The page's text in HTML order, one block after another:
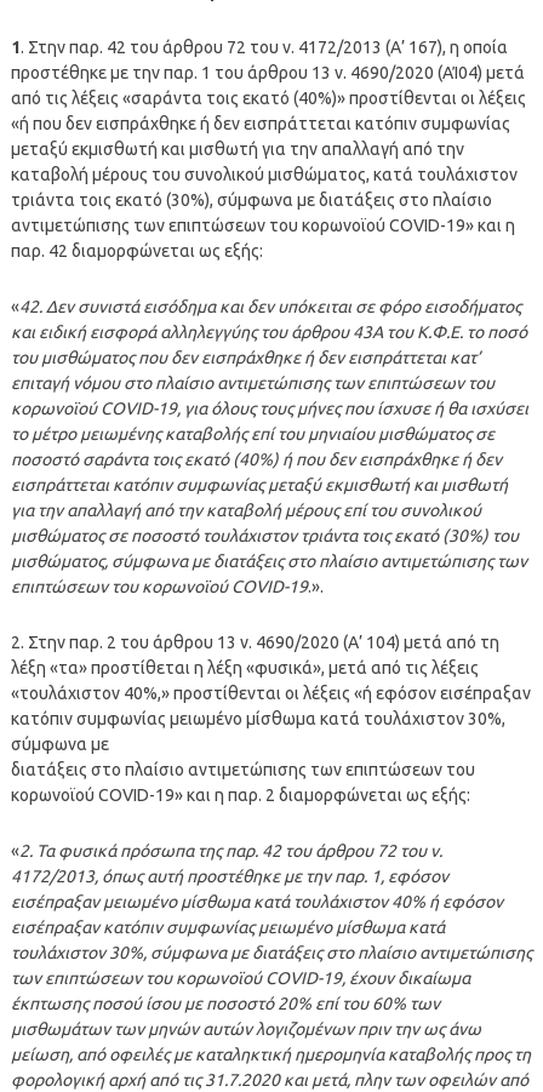
1. Στην παρ. 42 του άρθρου 72 του ν. 4172/2013 (Α’ 167), η οποία
προστέθηκε με την παρ. 1 του άρθρου 13 ν. 4690/2020 (ΑΊ04) μετά
από τις λέξεις «σαράντα τοις εκατό (40%)» προστίθενται οι λέξεις
«ή που δεν εισπράχθηκε ή δεν εισπράττεται κατόπιν συμφωνίας
μεταξύ εκμισθωτή και μισθωτή για την απαλλαγή από την
καταβολή μέρους του συνολικού μισθώματος, κατά τουλάχιστον
τριάντα τοις εκατό (30%), σύμφωνα με διατάξεις στο πλαίσιο
αντιμετώπισης των επιπτώσεων του κορωνοϊού COVID-19» και η
παρ. 42 διαμορφώνεται ως εξής:
«42. Δεν συνιστά εισόδημα και δεν υπόκειται σε φόρο εισοδήματος
και ειδική εισφορά αλληλεγγύης του άρθρου 43Α του Κ.Φ.Ε. το ποσό
του μισθώματος που δεν εισπράχθηκε ή δεν εισπράττεται κατ’
επιταγή νόμου στο πλαίσιο αντιμετώπισης των επιπτώσεων του
κορωνοϊού COVID-19, για όλους τους μήνες που ίσχυσε ή θα ισχύσει
το μέτρο μειωμένης καταβολής επί του μηνιαίου μισθώματος σε
ποσοστό σαράντα τοις εκατό (40%) ή που δεν εισπράχθηκε ή δεν
εισπράττεται κατόπιν συμφωνίας μεταξύ εκμισθωτή και μισθωτή
για την απαλλαγή από την καταβολή μέρους επί του συνολικού
μισθώματος σε ποσοστό τουλάχιστον τριάντα τοις εκατό (30%) του
μισθώματος, σύμφωνα με διατάξεις στο πλαίσιο αντιμετώπισης των
επιπτώσεων του κορωνοϊού COVID-19.».
2. Στην παρ. 2 του άρθρου 13 ν. 4690/2020 (Α’ 104) μετά από τη
λέξη «τα» προστίθεται η λέξη «φυσικά», μετά από τις λέξεις
«τουλάχιστον 40%,» προστίθενται οι λέξεις «ή εφόσον εισέπραξαν
κατόπιν συμφωνίας μειωμένο μίσθωμα κατά τουλάχιστον 30%,
σύμφωνα με
διατάξεις στο πλαίσιο αντιμετώπισης των επιπτώσεων του
κορωνοϊού COVID-19» και η παρ. 2 διαμορφώνεται ως εξής:
«2. Τα φυσικά πρόσωπα της παρ. 42 του άρθρου 72 του ν.
4172/2013, όπως αυτή προστέθηκε με την παρ. 1, εφόσον
εισέπραξαν μειωμένο μίσθωμα κατά τουλάχιστον 40% ή εφόσον
εισέπραξαν κατόπιν συμφωνίας μειωμένο μίσθωμα κατά
τουλάχιστον 30%, σύμφωνα με διατάξεις στο πλαίσιο αντιμετώπισης
των επιπτώσεων του κορωνοϊού COVID-19, έχουν δικαίωμα
έκπτωσης ποσού ίσου με ποσοστό 20% επί του 60% των
μισθωμάτων των μηνών αυτών λογιζομένων πριν την ως άνω
μείωση, από οφειλές με καταληκτική ημερομηνία καταβολής προς τη
φορολογική αρχή από τις 31.7.2020 και μετά, πλην των οφειλών από